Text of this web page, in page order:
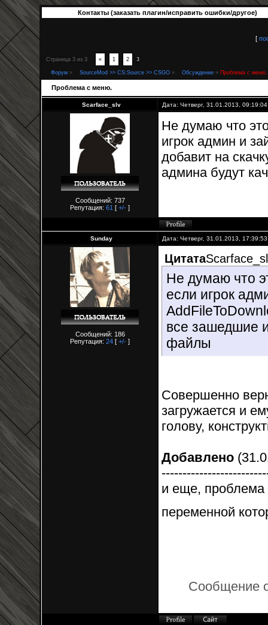
Контакты (заказать плагин/исправить ошибки/другое)
[
Страница 3 из 3 « 1 2 3
Форум » SourceMod >> CS:Source >> CSGO » Обсуждение » Проблема с меню.
Проблема с меню.
Scarface_slv Дата: Четверг, 31.01.2013,
Сообщений: 737
Репутация: 61 [ +/- ]
Не думаю что
игрок админ и
добавит на
админа будут
Sunday Дата: Четверг, 31.01.2013,
Сообщений: 186
Репутация: 24 [ +/- ]
Цитата
Не думаю что
если игрок
все зашедшие
файлы
Совершенно
загружается и
голову,
Добавлено
и еще, проблема
переменной
Сообщение